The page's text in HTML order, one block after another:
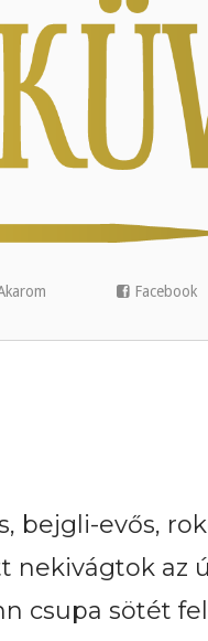
Facebook
bejgli-evős,
nekivágtok az
csupa sötét